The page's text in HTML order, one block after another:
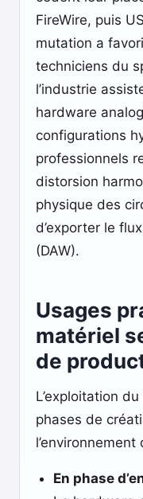
FireWire, puis
mutation a
techniciens du
l’industrie
hardware
configurations
professionnels
distorsion
physique des
d’exporter le
(DAW).
Usages
matériel
de
L’exploitation
phases de
l’environnement
En phase